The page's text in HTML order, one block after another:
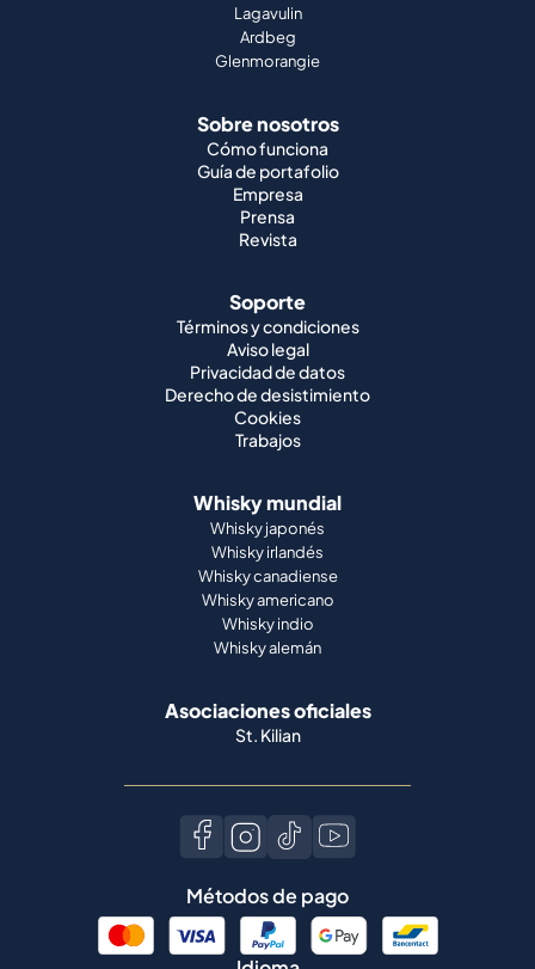
Lagavulin
Ardbeg
Glenmorangie
Sobre nosotros
Cómo funciona
Guía de portafolio
Empresa
Prensa
Revista
Soporte
Términos y condiciones
Aviso legal
Privacidad de datos
Derecho de desistimiento
Cookies
Trabajos
Whisky mundial
Whisky japonés
Whisky irlandés
Whisky canadiense
Whisky americano
Whisky indio
Whisky alemán
Asociaciones oficiales
St. Kilian
Métodos de pago